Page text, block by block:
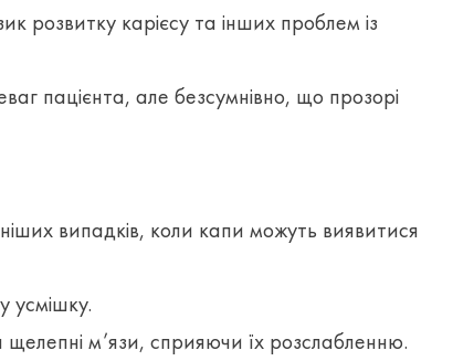
розвитку карієсу та інших проблем із
пацієнта, але безсумнівно, що прозорі
випадків, коли капи можуть виявитися
усмішку.
м’язи, сприяючи їх розслабленню.